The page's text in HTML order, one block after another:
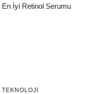
En İyi Retinol Serumu
TEKNOLOJI